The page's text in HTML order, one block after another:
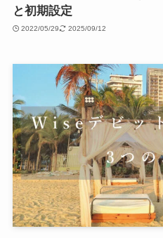
と初期設定
2022/05/29 2025/09/12